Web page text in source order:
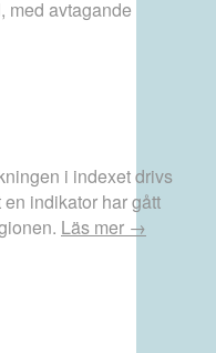
med avtagande
i indexet drivs
indikator har gått
Läs mer →